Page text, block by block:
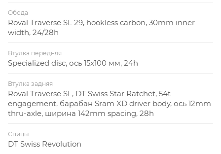
Обода
Roval Traverse SL 29, hookless carbon, 30mm inner
width, 24/28h
Втулка передняя
Specialized disc, ось 15x100 мм, 24h
Втулка задняя
Roval Traverse SL, DT Swiss Star Ratchet, 54t
engagement, барабан Sram XD driver body, ось 12mm
thru-axle, ширина 142mm spacing, 28h
Спицы
DT Swiss Revolution